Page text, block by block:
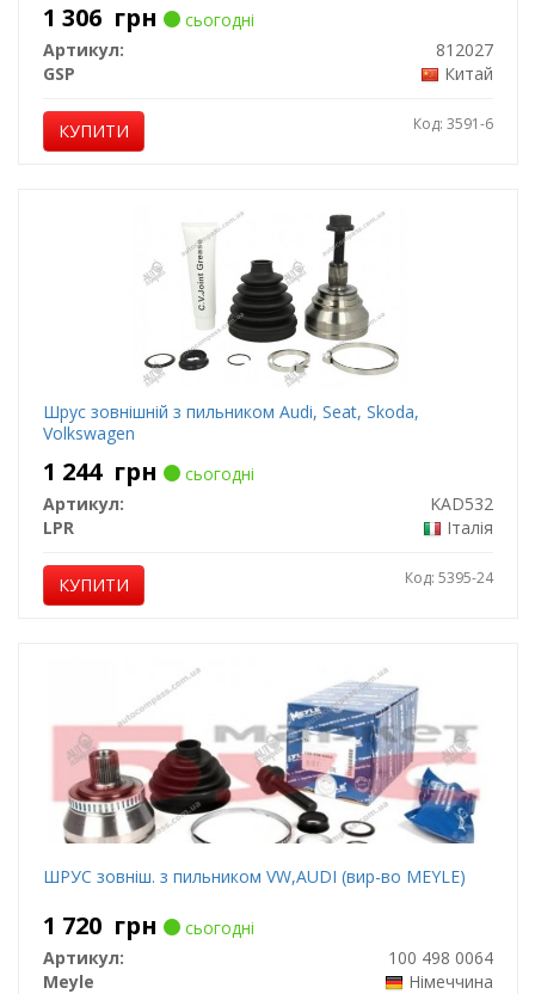
1 306 грн
сьогодні
Артикул:
812027
GSP
Китай
КУПИТИ Код: 3591-6
Шрус зовнішній з пильником Audi, Seat, Skoda,
Volkswagen
1 244 грн
сьогодні
Артикул:
KAD532
LPR
Італія
КУПИТИ Код: 5395-24
ШРУС зовніш. з пильником VW,AUDI (вир-во MEYLE)
1 720 грн
сьогодні
Артикул:
100 498 0064
Meyle
Німеччина